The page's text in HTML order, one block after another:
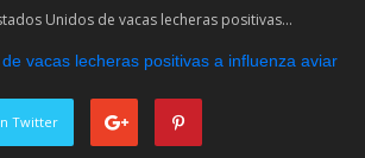
Unidos de vacas lecheras positivas...
Twitter